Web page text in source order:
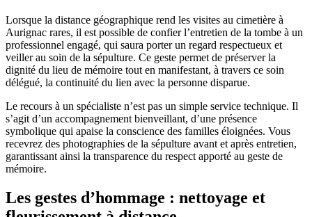
Lorsque la distance géographique rend les visites au cimetière à
Aurignac rares, il est possible de confier l’entretien de la tombe à un
professionnel engagé, qui saura porter un regard respectueux et
veiller au soin de la sépulture. Ce geste permet de préserver la
dignité du lieu de mémoire tout en manifestant, à travers ce soin
délégué, la continuité du lien avec la personne disparue.
Le recours à un spécialiste n’est pas un simple service technique. Il
s’agit d’un accompagnement bienveillant, d’une présence
symbolique qui apaise la conscience des familles éloignées. Vous
recevrez des photographies de la sépulture avant et après entretien,
garantissant ainsi la transparence du respect apporté au geste de
mémoire.
Les gestes d’hommage : nettoyage et